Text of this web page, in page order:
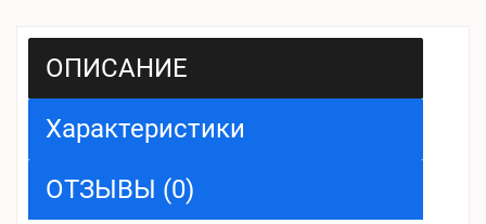
ОПИСАНИЕ
Характеристики
ОТЗЫВЫ (0)